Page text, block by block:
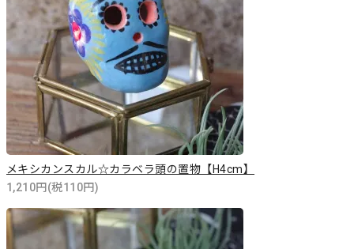
メキシカンスカル☆カラベラ頭の置物【H4cm】
1,210円(税110円)